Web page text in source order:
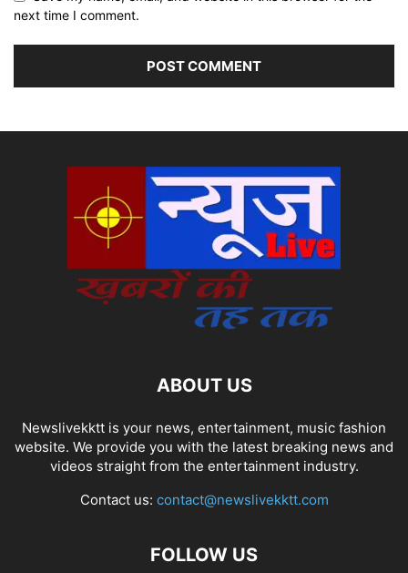
next time I comment.
ABOUT US
Newslivekktt is your news, entertainment, music fashion
website. We provide you with the latest breaking news and
videos straight from the entertainment industry.
Contact us: contact@newslivekktt.com
FOLLOW US